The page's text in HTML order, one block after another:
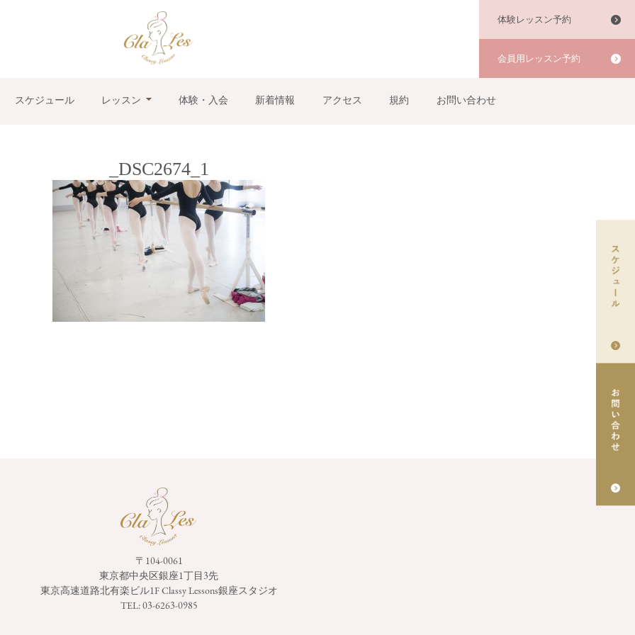
体験レッスン予約
会員用レッスン予約
スケジュール レッスン 体験・入会 新着情報 アクセス 規約 お問い合わせ
_DSC2674_1
〒104-0061
東京都中央区銀座1丁目3先
東京高速道路北有楽ビル1FClassy Lessons銀座スタジオ
TEL:03-6263-0985